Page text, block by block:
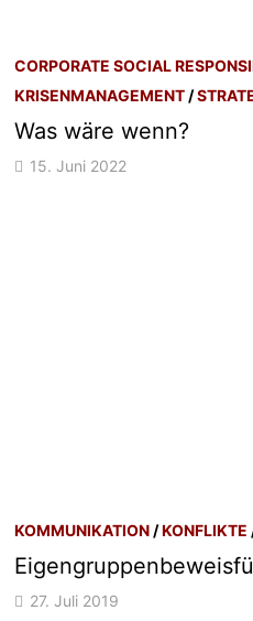
CORPORATE SOCIAL
KRISENMANAGEMENT /
Was wäre wenn?
15. Juni 2022
KOMMUNIKATION /KONFLIKTE
27. Juli 2019